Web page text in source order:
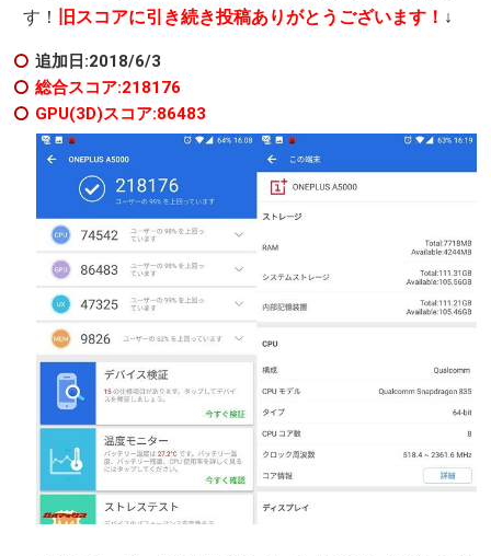
す！
旧スコアに引き続き投稿ありがとうございます！ ↓
追加日:2018/6/3
総合スコア:218176
GPU(3D)スコア:86483